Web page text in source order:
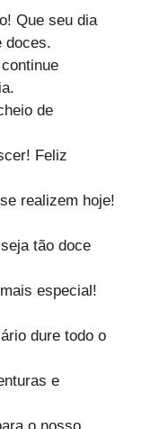
Que seu dia
doces.
de
Feliz
realizem hoje!
tão doce
especial!
dure todo o
e